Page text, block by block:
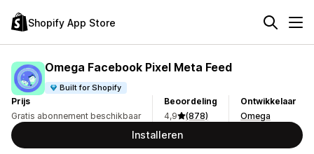
Shopify App Store
Omega Facebook Pixel Meta Feed
Built for Shopify
Prijs
Gratis abonnement beschikbaar
Beoordeling
4,9
(878)
Ontwikkelaar
Omega
Installeren